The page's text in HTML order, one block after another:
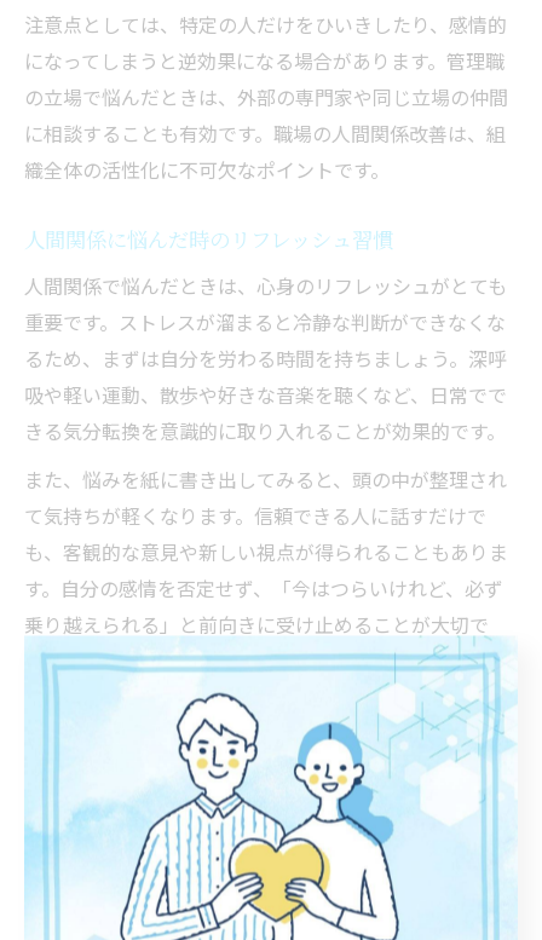
注意点としては、特定の人だけをひいきしたり、感情的
になってしまうと逆効果になる場合があります。管理職
の立場で悩んだときは、外部の専門家や同じ立場の仲間
に相談することも有効です。職場の人間関係改善は、組
織全体の活性化に不可欠なポイントです。
人間関係に悩んだ時のリフレッシュ習慣
人間関係で悩んだときは、心身のリフレッシュがとても
重要です。ストレスが溜まると冷静な判断ができなくな
るため、まずは自分を労わる時間を持ちましょう。深呼
吸や軽い運動、散歩や好きな音楽を聴くなど、日常でで
きる気分転換を意識的に取り入れることが効果的です。
また、悩みを紙に書き出してみると、頭の中が整理され
て気持ちが軽くなります。信頼できる人に話すだけで
も、客観的な意見や新しい視点が得られることもありま
す。自分の感情を否定せず、「今はつらいけれど、必ず
乗り越えられる」と前向きに受け止めることが大切で
す。
定期的なリフレッシュ習慣は、長期的なメンタルヘルス
維持にもつながります。無理に我慢せず、必要に応じて
専門家のカウンセリングを利用するのも一つの手段で
す。自分に合った方法を見つけて、心の健康を守りまし
ょう。